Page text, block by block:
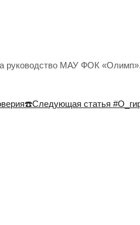
руководство МАУ ФОК «Олимп».
Следующая статья